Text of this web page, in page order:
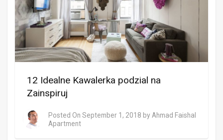
12 Idealne Kawalerka podzial na
Zainspiruj
Posted On September 1, 2018 by Ahmad Faishal
Apartment